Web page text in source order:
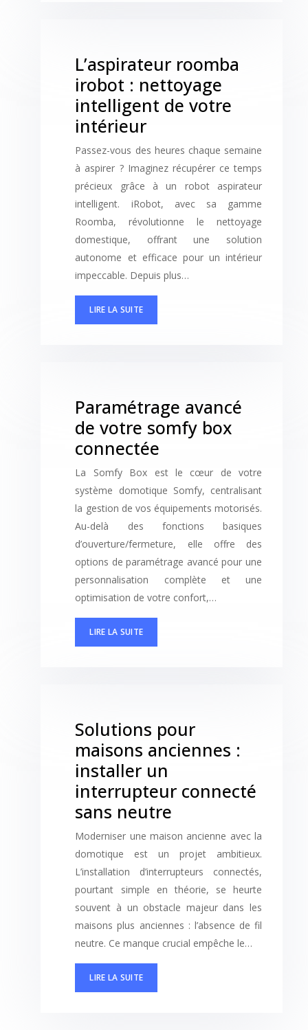
L’aspirateur roomba
irobot : nettoyage
intelligent de votre
intérieur
Passez-vous des heures chaque semaine
à aspirer ? Imaginez récupérer ce temps
précieux grâce à un robot aspirateur
intelligent. iRobot, avec sa gamme
Roomba, révolutionne le nettoyage
domestique, offrant une solution
autonome et efficace pour un intérieur
impeccable. Depuis plus…
LIRE LA SUITE
Paramétrage avancé
de votre somfy box
connectée
La Somfy Box est le cœur de votre
système domotique Somfy, centralisant
la gestion de vos équipements motorisés.
Au-delà des fonctions basiques
d’ouverture/fermeture, elle offre des
options de paramétrage avancé pour une
personnalisation complète et une
optimisation de votre confort,…
LIRE LA SUITE
Solutions pour
maisons anciennes :
installer un
interrupteur connecté
sans neutre
Moderniser une maison ancienne avec la
domotique est un projet ambitieux.
L’installation d’interrupteurs connectés,
pourtant simple en théorie, se heurte
souvent à un obstacle majeur dans les
maisons plus anciennes : l’absence de fil
neutre. Ce manque crucial empêche le…
LIRE LA SUITE